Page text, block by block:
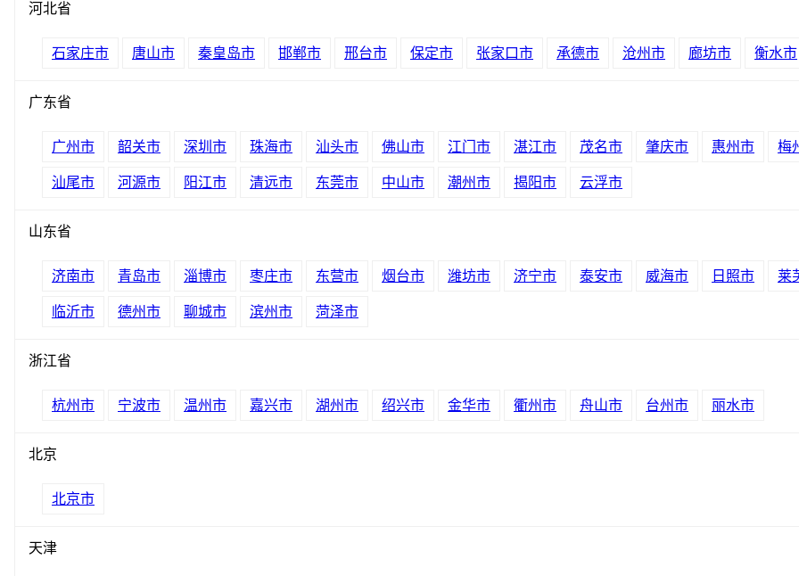
河北省
石家庄市 唐山市 秦皇岛市 邯郸市 邢台市 保定市 张家口市 承德市 沧州市 廊坊市 衡水市
广东省
广州市 韶关市 深圳市 珠海市 汕头市 佛山市 江门市 湛江市 茂名市 肇庆市 惠州市 梅
汕尾市 河源市 阳江市 清远市 东莞市 中山市 潮州市 揭阳市 云浮市
山东省
济南市 青岛市 淄博市 枣庄市 东营市 烟台市 潍坊市 济宁市 泰安市 威海市 日照市 莱
临沂市 德州市 聊城市 滨州市 菏泽市
浙江省
杭州市 宁波市 温州市 嘉兴市 湖州市 绍兴市 金华市 衢州市 舟山市 台州市 丽水市
北京
北京市
天津